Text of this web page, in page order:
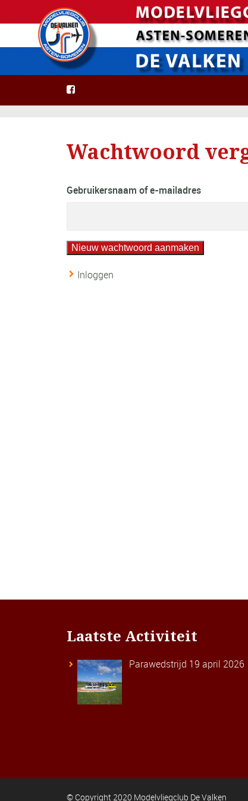
Wachtwoord
Gebruikersnaam of e-mailadres
Nieuw wachtwoord aanmaken
Inloggen
Laatste Activiteit
Parawedstrijd 19 april 2026
© Copyright 2020 Modelvliegclub De Valken